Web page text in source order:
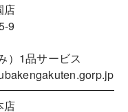
店
9
）1品サービス
店